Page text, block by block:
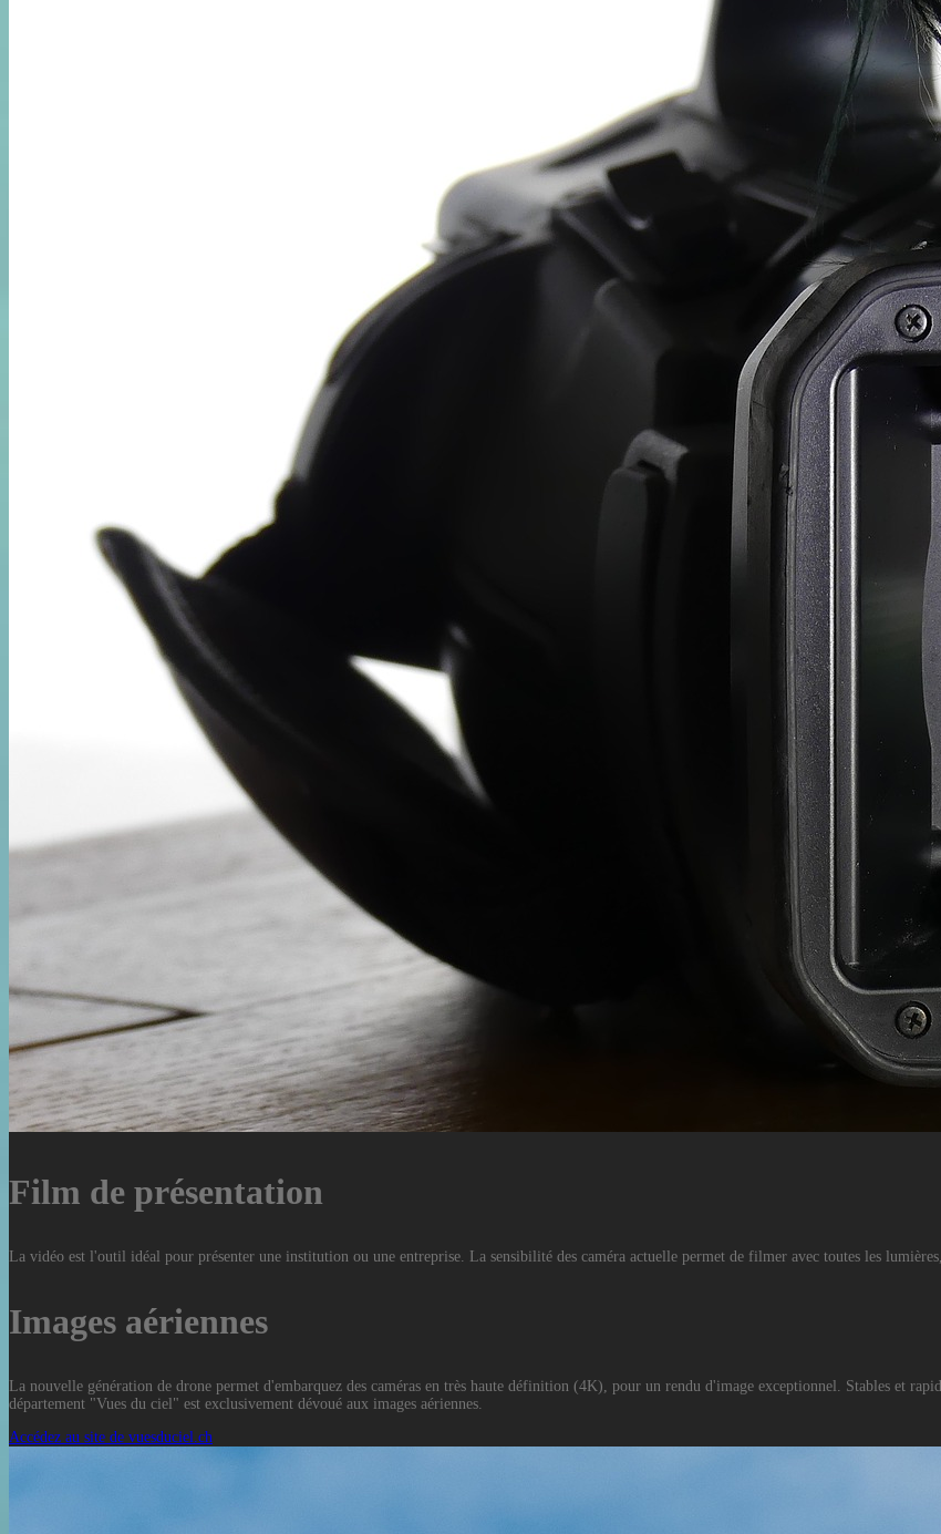
Film de présentation
La vidéo est l'outil idéal pour présenter une institution ou une entreprise. La sensibilité des caméra actuelle permet de filmer avec toutes les
Images aériennes
La nouvelle génération de drone permet d'embarquez des caméras en très haute définition (4K), pour un rendu d'image exceptionnel. Stables et
département "Vues du ciel" est exclusivement dévoué aux images aériennes.
Accédez au site de vuesduciel.ch